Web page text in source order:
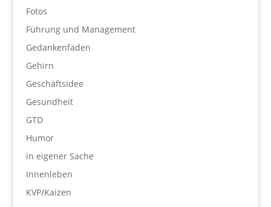
Fotos
Führung und Management
Gedankenfaden
Gehirn
Geschäftsidee
Gesundheit
GTD
Humor
in eigener Sache
Innenleben
KVP/Kaizen